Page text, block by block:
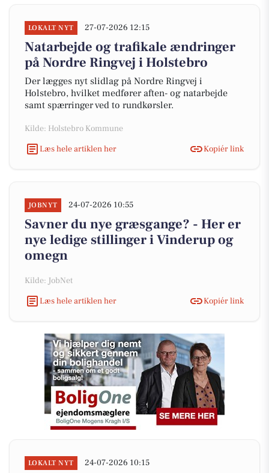
LOKALT NYT 27-07-2026 12:15
Natarbejde og trafikale ændringer
på Nordre Ringvej i Holstebro
Der lægges nyt slidlag på Nordre Ringvej i
Holstebro, hvilket medfører aften- og natarbejde
samt spærringer ved to rundkørsler.
Kilde: Holstebro Kommune
Læs hele artiklen her
Kopiér link
JOBNYT 24-07-2026 10:55
Savner du nye græsgange? - Her er
nye ledige stillinger i Vinderup og
omegn
Kilde: JobNet
Læs hele artiklen her
Kopiér link
LOKALT NYT 24-07-2026 10:15